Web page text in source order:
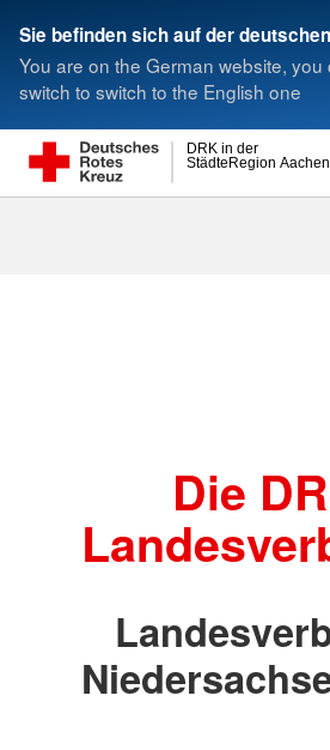
Sie befinden sich auf der
You are on the German website, you
switch to switch to the English one
StädteRegion Aachen
DRK in der
Die